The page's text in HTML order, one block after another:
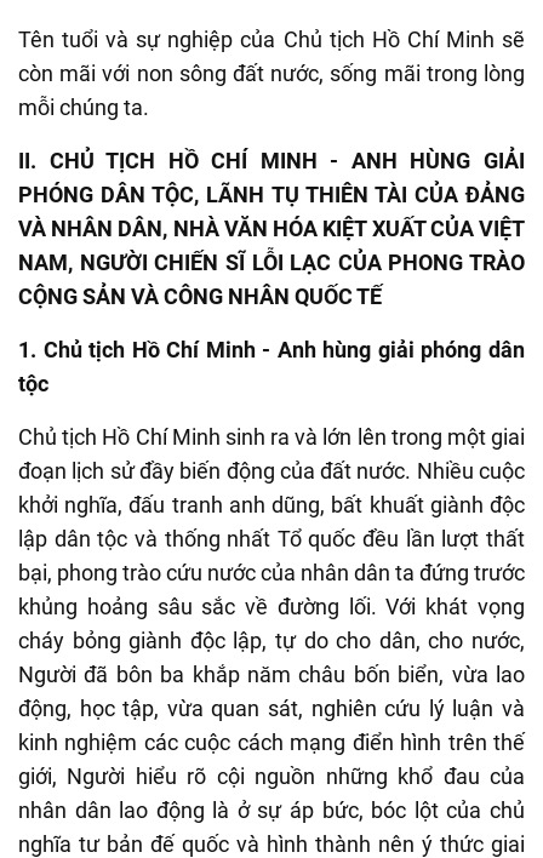
Tên tuổi và sự nghiệp của Chủ tịch Hồ Chí Minh sẽ
còn mãi với non sông đất nước, sống mãi trong lòng
mỗi chúng ta.
II. CHỦ TỊCH HỒ CHÍ MINH - ANH HÙNG GIẢI
PHÓNG DÂN TỘC, LÃNH TỤ THIÊN TÀI CỦA ĐẢNG
VÀ NHÂN DÂN, NHÀ VĂN HÓA KIỆT XUẤT CỦA VIỆT
NAM, NGƯỜI CHIẾN SĨ LỖI LẠC CỦA PHONG TRÀO
CỘNG SẢN VÀ CÔNG NHÂN QUỐC TẾ
1. Chủ tịch Hồ Chí Minh - Anh hùng giải phóng dân
tộc
Chủ tịch Hồ Chí Minh sinh ra và lớn lên trong một giai
đoạn lịch sử đầy biến động của đất nước. Nhiều cuộc
khởi nghĩa, đấu tranh anh dũng, bất khuất giành độc
lập dân tộc và thống nhất Tổ quốc đều lần lượt thất
bại, phong trào cứu nước của nhân dân ta đứng trước
khủng hoảng sâu sắc về đường lối. Với khát vọng
cháy bỏng giành độc lập, tự do cho dân, cho nước,
Người đã bôn ba khắp năm châu bốn biển, vừa lao
động, học tập, vừa quan sát, nghiên cứu lý luận và
kinh nghiệm các cuộc cách mạng điển hình trên thế
giới, Người hiểu rõ cội nguồn những khổ đau của
nhân dân lao động là ở sự áp bức, bóc lột của chủ
nghĩa tư bản đế quốc và hình thành nên ý thức giai